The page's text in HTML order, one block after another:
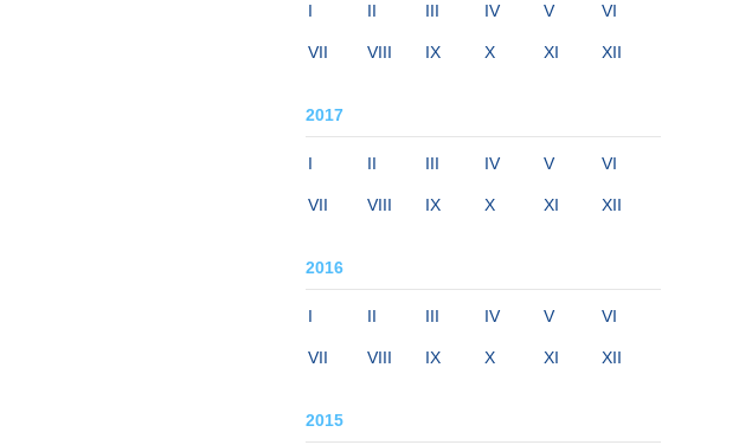
I II III IV V VI
VII VIII IX X XI XII
2017
I II III IV V VI
VII VIII IX X XI XII
2016
I II III IV V VI
VII VIII IX X XI XII
2015